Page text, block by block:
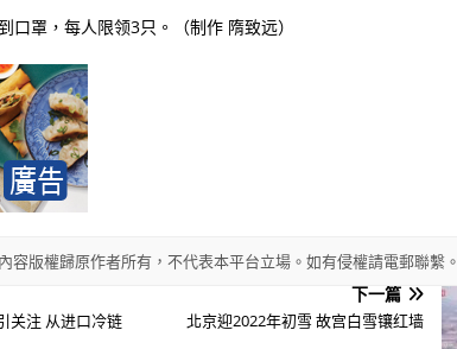
口罩，每人限领3只。（制作 隋致远）
版權歸原作者所有，不代表本平台立場。如有侵權請電郵聯繫。
关注 从进口冷链
下一篇
北京迎2022年初雪 故宫白雪镶红墙